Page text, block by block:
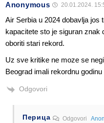
Anonymous 20.01.2024.
Air Serbia u 2024 dobavlja jos
kapacitete sto je siguran znak
oboriti stari rekord.
Uz sve kritike ne moze se
Beograd imali rekordnu
Odgovori
Перица Odgovori